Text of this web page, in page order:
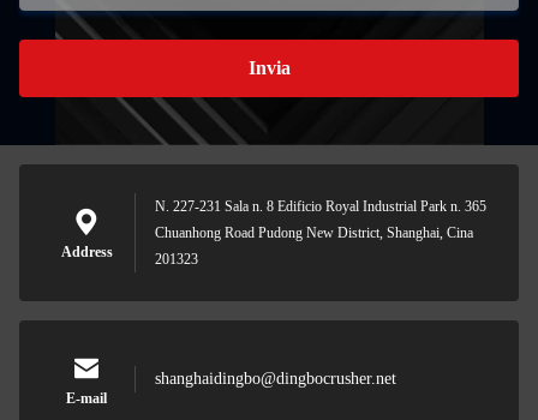
Invia
Address
N. 227-231 Sala n. 8 Edificio Royal Industrial Park n. 365
Chuanhong Road Pudong New District, Shanghai, Cina
201323
E-mail
shanghaidingbo@dingbocrusher.net